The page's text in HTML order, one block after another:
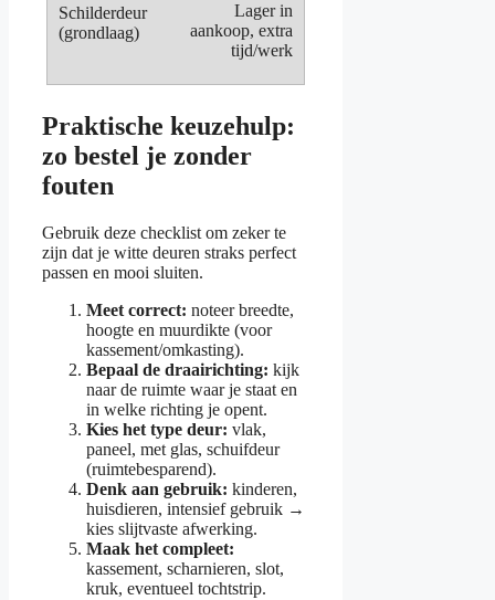
Lager in
aankoop, extra
tijd/werk
Praktische keuzehulp:
zo bestel je zonder
fouten
Gebruik deze checklist om zeker te
zijn dat je witte deuren straks perfect
passen en mooi sluiten.
Meet correct: noteer breedte,
hoogte en muurdikte (voor
kassement/omkasting).
Bepaal de draairichting: kijk
naar de ruimte waar je staat en
in welke richting je opent.
Kies het type deur: vlak,
paneel, met glas, schuifdeur
(ruimtebesparend).
Denk aan gebruik: kinderen,
huisdieren, intensief gebruik →
kies slijtvaste afwerking.
Maak het compleet:
kassement, scharnieren, slot,
kruk, eventueel tochtstrip.